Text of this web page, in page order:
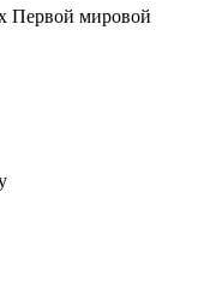
Первой мировой